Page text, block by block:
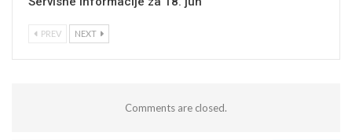
PREV NEXT
Comments are closed.